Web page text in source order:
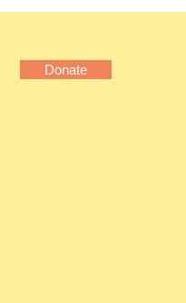
計劃」，看見這座城
代住居的典範；也看
築師與設計師如何以
之間的連結。而這一
Donate